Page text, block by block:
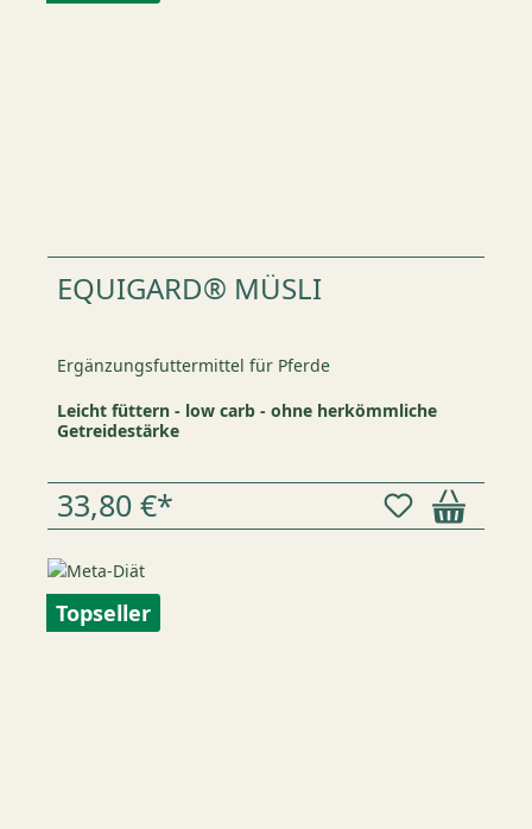
EQUIGARD® MÜSLI
Ergänzungsfuttermittel für Pferde
Leicht füttern - low carb - ohne herkömmliche
Getreidestärke
33,80 €*
Topseller